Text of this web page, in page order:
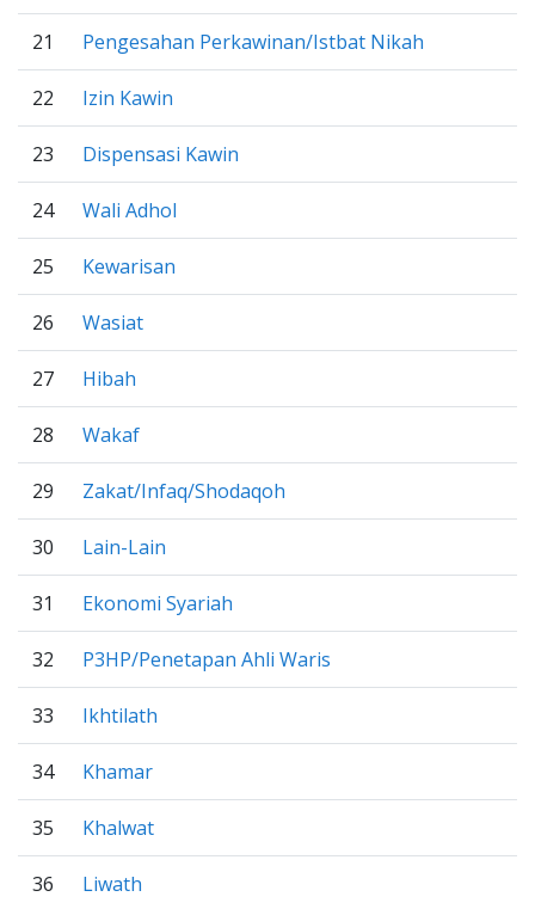
21 Pengesahan Perkawinan/Istbat Nikah
22 Izin Kawin
23 Dispensasi Kawin
24 Wali Adhol
25 Kewarisan
26 Wasiat
27 Hibah
28 Wakaf
29 Zakat/Infaq/Shodaqoh
30 Lain-Lain
31 Ekonomi Syariah
32 P3HP/Penetapan Ahli Waris
33 Ikhtilath
34 Khamar
35 Khalwat
36 Liwath